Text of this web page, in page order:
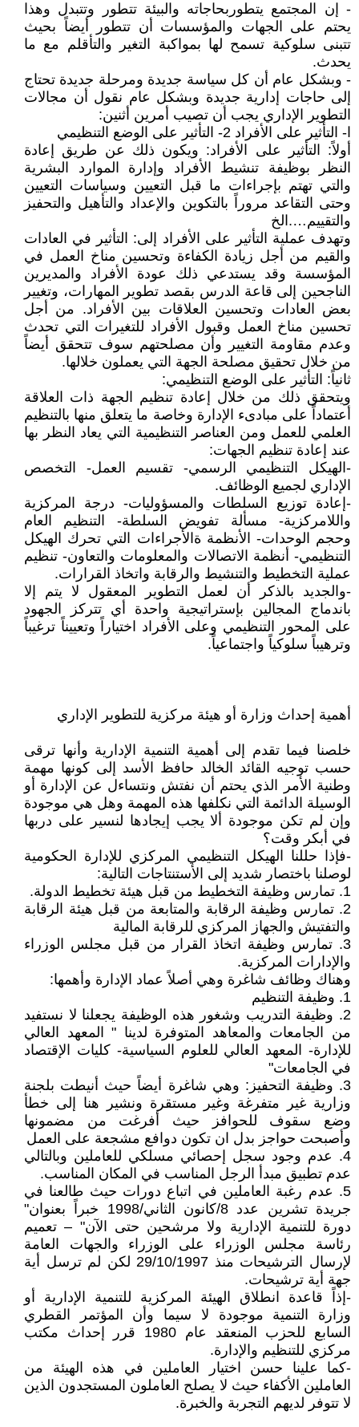
- إن المجتمع يتطوربحاجاته والبيئة تتطور وتتبدل وهذا
يحتم على الجهات والمؤسسات أن تتطور أيضاً بحيث
تتبنى سلوكية تسمح لها بمواكبة التغير والتأقلم مع ما
يحدث.
- وبشكل عام أن كل سياسة جديدة ومرحلة جديدة تحتاج
إلى حاجات إدارية جديدة وبشكل عام نقول أن مجالات
التطوير الإداري يجب أن تصيب أمرين أثنين:
ا- التأثير على الأفراد 2- التأثير على الوضع التنظيمي
أولاً: التأثير على الأفراد: ويكون ذلك عن طريق إعادة
النظر بوظيفة تنشيط الأفراد وإدارة الموارد البشرية
والتي تهتم بإجراءات ما قبل التعيين وسياسات التعيين
وحتى التقاعد مروراً بالتكوين والإعداد والتأهيل والتحفيز
والتقييم….الخ
وتهدف عملية التأثير على الأفراد إلى: التأثير في العادات
والقيم من أجل زيادة الكفاءة وتحسين مناخ العمل في
المؤسسة وقد يستدعي ذلك عودة الأفراد والمديرين
الناجحين إلى قاعة الدرس بقصد تطوير المهارات، وتغيير
بعض العادات وتحسين العلاقات بين الأفراد. من أجل
تحسين مناخ العمل وقبول الأفراد للتغيرات التي تحدث
وعدم مقاومة التغيير وأن مصلحتهم سوف تتحقق أيضاً
من خلال تحقيق مصلحة الجهة التي يعملون خلالها.
ثانياً: التأثير على الوضع التنظيمي:
ويتحقق ذلك من خلال إعادة تنظيم الجهة ذات العلاقة
أعتماداً على مبادىء الإدارة وخاصة ما يتعلق منها بالتنظيم
العلمي للعمل ومن العناصر التنظيمية التي يعاد النظر بها
عند إعادة تنظيم الجهات:
-الهيكل التنظيمي الرسمي- تقسيم العمل- التخصص
الإداري لجميع الوظائف.
-إعادة توزيع السلطات والمسؤوليات- درجة المركزية
واللامركزية- مسألة تفويض السلطة- التنظيم العام
وحجم الوحدات- الأنظمة ةالأجراءات التي تحرك الهيكل
التنظيمي- أنظمة الاتصالات والمعلومات والتعاون- تنظيم
عملية التخطيط والتنشيط والرقابة واتخاذ القرارات.
-والجديد بالذكر أن لعمل التطوير المعقول لا يتم إلا
باندماج المجالين بإستراتيجية واحدة أي تتركز الجهود
على المحور التنظيمي وعلى الأفراد اختياراً وتعييناً ترغيباً
وترهيباً سلوكياً واجتماعياً.
أهمية إحداث وزارة أو هيئة مركزية للتطوير الإداري
خلصنا فيما تقدم إلى أهمية التنمية الإدارية وأنها ترقى
حسب توجيه القائد الخالد حافظ الأسد إلى كونها مهمة
وطنية الأمر الذي يحتم أن نفتش ونتساءل عن الإدارة أو
الوسيلة الدائمة التي نكلفها هذه المهمة وهل هي موجودة
وإن لم تكن موجودة ألا يجب إيجادها لنسير على دربها
في أبكر وقت؟
-فإذا حللنا الهيكل التنظيمي المركزي للإدارة الحكومية
لوصلنا باختصار شديد إلى الأستنتاجات التالية:
1. تمارس وظيفة التخطيط من قبل هيئة تخطيط الدولة.
2. تمارس وظيفة الرقابة والمتابعة من قبل هيئة الرقابة
والتفتيش والجهاز المركزي للرقابة المالية
3. تمارس وظيفة اتخاذ القرار من قبل مجلس الوزراء
والإدارات المركزية.
وهناك وظائف شاغرة وهي أصلاً عماد الإدارة وأهمها:
1. وظيفة التنظيم
2. وظيفة التدريب وشغور هذه الوظيفة يجعلنا لا نستفيد
من الجامعات والمعاهد المتوفرة لدينا " المعهد العالي
للإدارة- المعهد العالي للعلوم السياسية- كليات الإقتصاد
في الجامعات"
3. وظيفة التحفيز: وهي شاغرة أيضاً حيث أنيطت بلجنة
وزارية غير متفرغة وغير مستقرة ونشير هنا إلى خطأ
وضع سقوف للحوافز حيث أفرغت من مضمونها
وأصبحت حواجز بدل ان تكون دوافع مشجعة على العمل
4. عدم وجود سجل إحصائي مسلكي للعاملين وبالتالي
عدم تطبيق مبدأ الرجل المناسب في المكان المناسب.
5. عدم رغبة العاملين في اتباع دورات حيث طالعنا في
جريدة تشرين عدد 8/كانون الثاني/1998 خبراً بعنوان"
دورة للتنمية الإدارية ولا مرشحين حتى الآن" – تعميم
رئاسة مجلس الوزراء على الوزراء والجهات العامة
لإرسال الترشيحات منذ 29/10/1997 لكن لم ترسل أية
جهة أية ترشيحات.
-إذاً قاعدة انطلاق الهيئة المركزية للتنمية الإدارية أو
وزارة التنمية موجودة لا سيما وأن المؤتمر القطري
السابع للحزب المنعقد عام 1980 قرر إحداث مكتب
مركزي للتنظيم والإدارة.
-كما علينا حسن اختيار العاملين في هذه الهيئة من
العاملين الأكفاء حيث لا يصلح العاملون المستجدون الذين
لا تتوفر لديهم التجربة والخبرة.